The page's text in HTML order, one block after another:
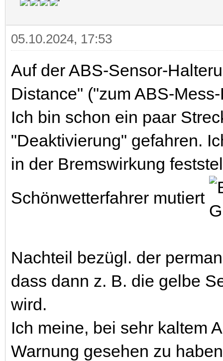
05.10.2024, 17:53
Auf der ABS-Sensor-
Distance" ("zum ABS-
Ich bin schon ein paar
"Deaktivierung" gefahren.
in der Bremswirkung
Schönwetterfahrer mutiert
Nachteil bezügl. der
dass dann z. B. die gelbe
wird.
Ich meine, bei sehr kaltem
Warnung gesehen zu